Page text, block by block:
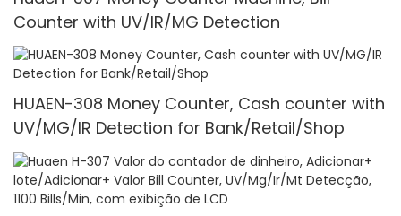
Counter with UV/IR/MG Detection
HUAEN-308 Money Counter, Cash counter with
UV/MG/IR Detection for Bank/Retail/Shop